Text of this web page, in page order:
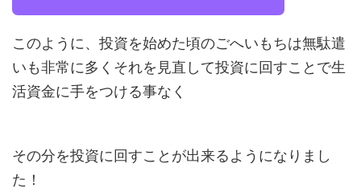
このように、投資を始めた頃のごへいもちは無駄遣
いも非常に多くそれを見直して投資に回すことで生
活資金に手をつける事なく
その分を投資に回すことが出来るようになりまし
た！